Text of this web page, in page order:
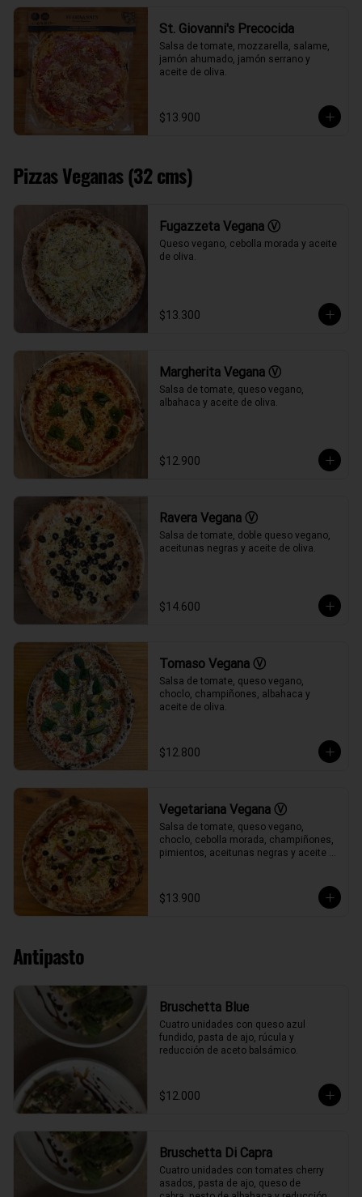
St. Giovanni's Precocida
Salsa de tomate, mozzarella, salame,
jamón ahumado, jamón serrano y
aceite de oliva.
$13.900
Pizzas Veganas (32 cms)
Fugazzeta Vegana Ⓥ
Queso vegano, cebolla morada y aceite
de oliva.
$13.300
Margherita Vegana Ⓥ
Salsa de tomate, queso vegano,
albahaca y aceite de oliva.
$12.900
Ravera Vegana Ⓥ
Salsa de tomate, doble queso vegano,
aceitunas negras y aceite de oliva.
$14.600
Tomaso Vegana Ⓥ
Salsa de tomate, queso vegano,
choclo, champiñones, albahaca y
aceite de oliva.
$12.800
Vegetariana Vegana Ⓥ
Salsa de tomate, queso vegano,
choclo, cebolla morada, champiñones,
pimientos, aceitunas negras y aceite
$13.900
Antipasto
Bruschetta Blue
Cuatro unidades con queso azul
fundido, pasta de ajo, rúcula y
reducción de aceto balsámico.
$12.000
Bruschetta Di Capra
Cuatro unidades con tomates cherry
asados, pasta de ajo, queso de